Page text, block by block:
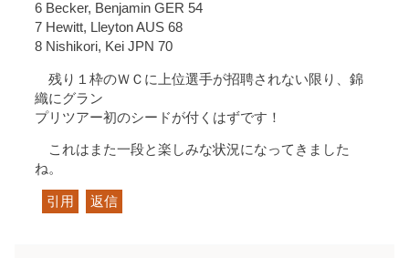
6 Becker, Benjamin GER 54
7 Hewitt, Lleyton AUS 68
8 Nishikori, Kei JPN 70
残り１枠のＷＣに上位選手が招聘されない限り、錦
織にグラン
プリツアー初のシードが付くはずです！
これはまた一段と楽しみな状況になってきました
ね。
引用 返信